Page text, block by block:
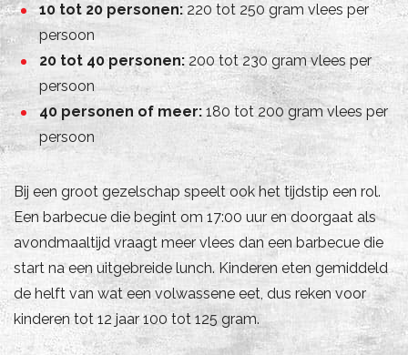
10 tot 20 personen:220 tot 250 gram vlees per
persoon
20 tot 40 personen: 200 tot 230 gram vlees per
persoon
40 personen of meer: 180 tot 200 gram vlees per
persoon
Bij een groot gezelschap speelt ook het tijdstip een rol.
Een barbecue die begint om 17:00 uur en doorgaat als
avondmaaltijd vraagt meer vlees dan een barbecue die
start na een uitgebreide lunch. Kinderen eten gemiddeld
de helft van wat een volwassene eet, dus reken voor
kinderen tot 12 jaar 100 tot 125 gram.